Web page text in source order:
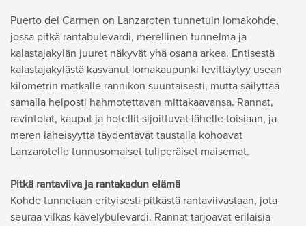
Puerto del Carmen on Lanzaroten tunnetuin lomakohde,
jossa pitkä rantabulevardi, merellinen tunnelma ja
kalastajakylän juuret näkyvät yhä osana arkea. Entisestä
kalastajakylästä kasvanut lomakaupunki levittäytyy usean
kilometrin matkalle rannikon suuntaisesti, mutta säilyttää
samalla helposti hahmotettavan mittakaavansa. Rannat,
ravintolat, kaupat ja hotellit sijoittuvat lähelle toisiaan, ja
meren läheisyyttä täydentävät taustalla kohoavat
Lanzarotelle tunnusomaiset tuliperäiset maisemat.
Pitkä rantaviiva ja rantakadun elämä
Kohde tunnetaan erityisesti pitkästä rantaviivastaan, jota
seuraa vilkas kävelybulevardi. Rannat tarjoavat erilaisia